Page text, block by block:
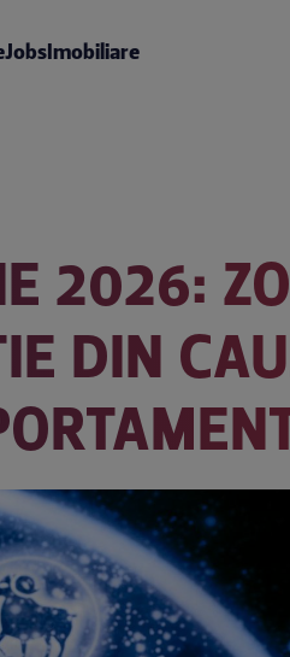
Imobiliare
2026:
DIN